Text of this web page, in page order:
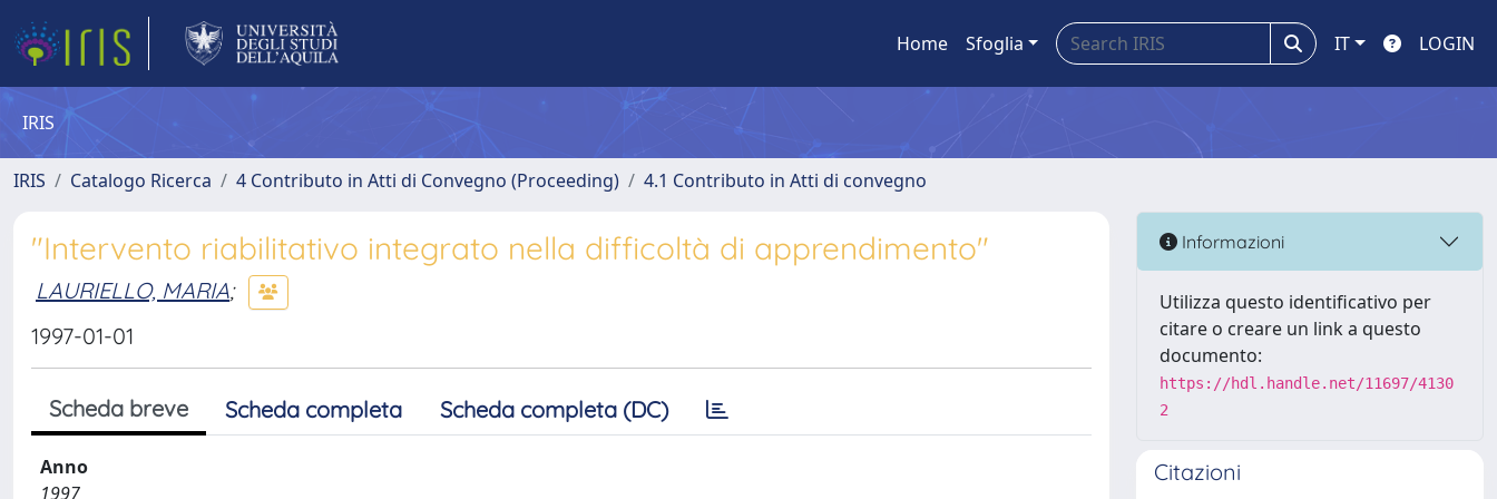
Home Sfoglia IT LOGIN
IRIS
IRIS Catalogo Ricerca 4 Contributo in Atti di Convegno (Proceeding) 4.1 Contributo in Atti di convegno
"Intervento riabilitativo integrato nella difficoltà di apprendimento"
LAURIELLO, MARIA;
1997-01-01
Scheda breve Scheda completa Scheda completa (DC)
Anno
1997
Informazioni
Utilizza questo identificativo per
citare o creare un link a questo
documento:
https://hdl.handle.net/11697/4130
2
Citazioni